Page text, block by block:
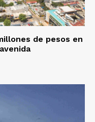
de pesos en